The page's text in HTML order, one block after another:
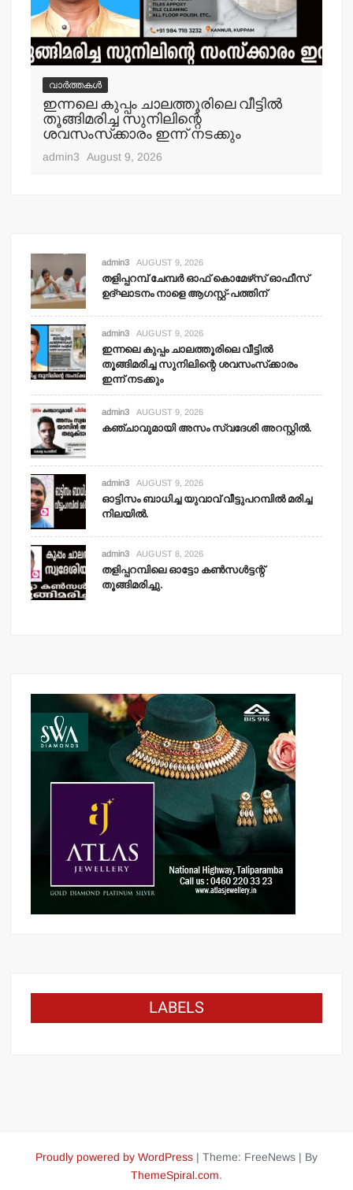
വാർത്തകൾ
ഇന്നലെ കുപ്പം ചാലത്തൂരിലെ വീട്ടില്‍
തൂങ്ങിമരിച്ച സുനിലിന്റെ
ശവസംസ്‌ക്കാരം ഇന്ന് നടക്കും
admin3 August 9, 2026
admin3 AUGUST 9, 2026
തളിപ്പറമ്പ് ചേമ്പര്‍ ഓഫ് കൊമേഴ്‌സ് ഓഫീസ്
ഉദ്ഘാടനം നാളെ ആഗസ്റ്റ്-പത്തിന്
admin3 AUGUST 9, 2026
ഇന്നലെ കുപ്പം ചാലത്തൂരിലെ വീട്ടില്‍
തൂങ്ങിമരിച്ച സുനിലിന്റെ ശവസംസ്‌ക്കാരം
ഇന്ന് നടക്കും
admin3 AUGUST 9, 2026
കഞ്ചാവുമായി അസം സ്വദേശി അറസ്റ്റില്‍.
admin3 AUGUST 9, 2026
ഓട്ടിസം ബാധിച്ച യുവാവ് വീട്ടുപറമ്പില്‍ മരിച്ച
നിലയില്‍.
admin3 AUGUST 8, 2026
തളിപ്പറമ്പിലെ ഓട്ടോ കണ്‍സള്‍ട്ടന്റ്
തൂങ്ങിമരിച്ചു.
LABELS
Proudly powered by WordPress | Theme: FreeNews | By
ThemeSpiral.com.